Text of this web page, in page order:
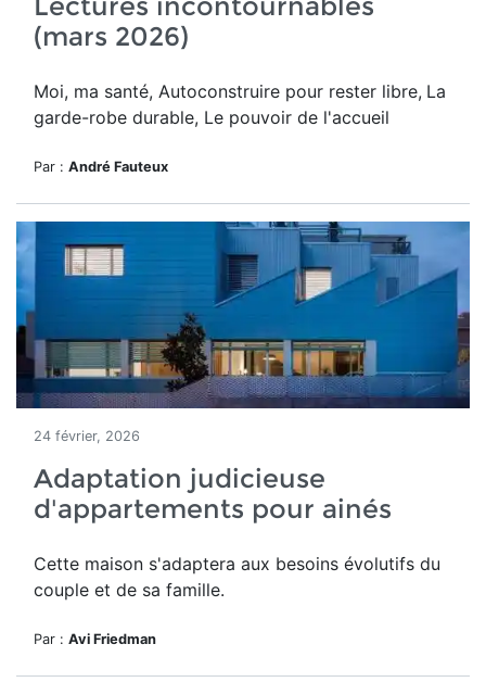
(mars 2026)
Moi, ma santé, Autoconstruire pour rester libre, La
garde-robe durable, Le pouvoir de l'accueil
Par : André Fauteux
24 février, 2026
Adaptation judicieuse
d'appartements pour ainés
Cette maison s'adaptera aux besoins évolutifs du
couple et de sa famille.
Par : Avi Friedman